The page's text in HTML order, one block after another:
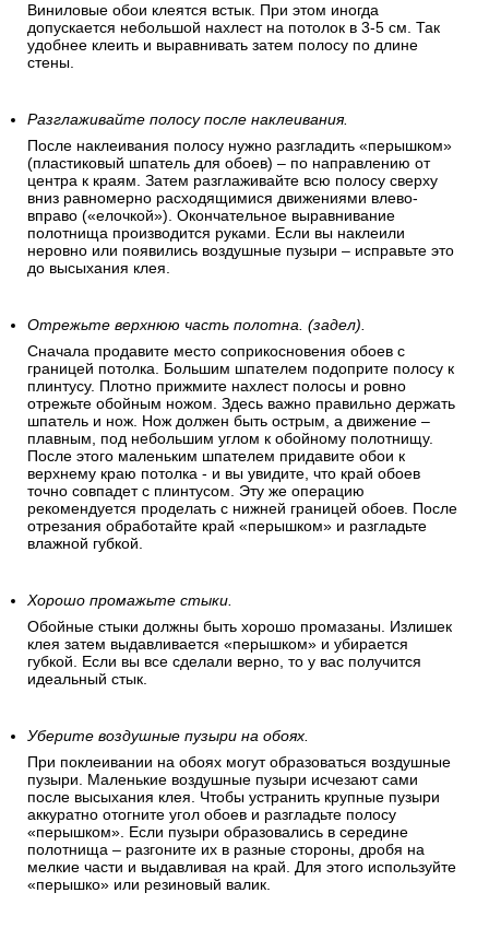
Виниловые обои клеятся встык. При этом иногда
допускается небольшой нахлест на потолок в 3-5 см. Так
удобнее клеить и выравнивать затем полосу по длине
стены.
Разглаживайте полосу после наклеивания.
После наклеивания полосу нужно разгладить «перышком»
(пластиковый шпатель для обоев) – по направлению от
центра к краям. Затем разглаживайте всю полосу сверху
вниз равномерно расходящимися движениями влево-
вправо («елочкой»). Окончательное выравнивание
полотнища производится руками. Если вы наклеили
неровно или появились воздушные пузыри – исправьте это
до высыхания клея.
Отрежьте верхнюю часть полотна. (задел).
Сначала продавите место соприкосновения обоев с
границей потолка. Большим шпателем подоприте полосу к
плинтусу. Плотно прижмите нахлест полосы и ровно
отрежьте обойным ножом. Здесь важно правильно держать
шпатель и нож. Нож должен быть острым, а движение –
плавным, под небольшим углом к обойному полотнищу.
После этого маленьким шпателем придавите обои к
верхнему краю потолка - и вы увидите, что край обоев
точно совпадет с плинтусом. Эту же операцию
рекомендуется проделать с нижней границей обоев. После
отрезания обработайте край «перышком» и разгладьте
влажной губкой.
Хорошо промажьте стыки.
Обойные стыки должны быть хорошо промазаны. Излишек
клея затем выдавливается «перышком» и убирается
губкой. Если вы все сделали верно, то у вас получится
идеальный стык.
Уберите воздушные пузыри на обоях.
При поклеивании на обоях могут образоваться воздушные
пузыри. Маленькие воздушные пузыри исчезают сами
после высыхания клея. Чтобы устранить крупные пузыри
аккуратно отогните угол обоев и разгладьте полосу
«перышком». Если пузыри образовались в середине
полотнища – разгоните их в разные стороны, дробя на
мелкие части и выдавливая на край. Для этого используйте
«перышко» или резиновый валик.